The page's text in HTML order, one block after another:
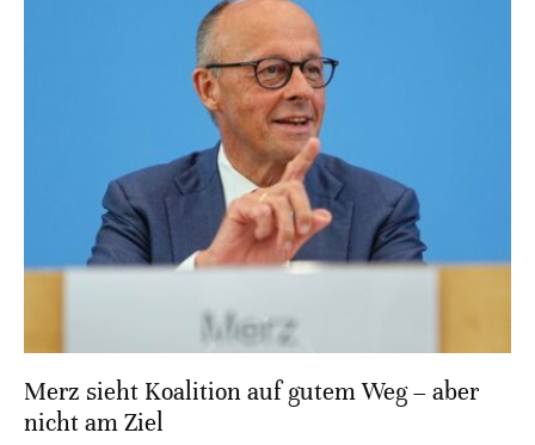
Merz sieht Koalition auf gutem Weg – aber
nicht am Ziel